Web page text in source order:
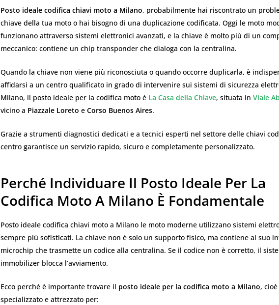
Posto ideale codifica chiavi moto a Milano, probabilmente hai riscontrato un
chiave della tua moto o hai bisogno di una duplicazione codificata. Oggi le moto
funzionano attraverso sistemi elettronici avanzati, e la chiave è molto più di un
meccanico: contiene un chip transponder che dialoga con la centralina.
Quando la chiave non viene più riconosciuta o quando occorre duplicarla, è
affidarsi a un centro qualificato in grado di intervenire sui sistemi di sicurezza
Milano, il posto ideale per la codifica moto è La Casa della Chiave, situata in Viale
vicino a Piazzale Loreto e Corso Buenos Aires.
Grazie a strumenti diagnostici dedicati e a tecnici esperti nel settore delle chiavi
centro garantisce un servizio rapido, sicuro e completamente personalizzato.
Perché Individuare Il Posto Ideale Per La
Codifica Moto A Milano È Fondamentale
Posto ideale codifica chiavi moto a Milano le moto moderne utilizzano sistemi
sempre più sofisticati. La chiave non è solo un supporto fisico, ma contiene al suo
microchip che trasmette un codice alla centralina. Se il codice non è corretto, il
immobilizer blocca l’avviamento.
Ecco perché è importante trovare il posto ideale per la codifica moto a Milano,
specializzato e attrezzato per: